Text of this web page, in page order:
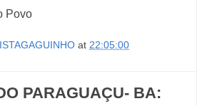
Povo
at 22:05:00
PARAGUAÇU- BA: